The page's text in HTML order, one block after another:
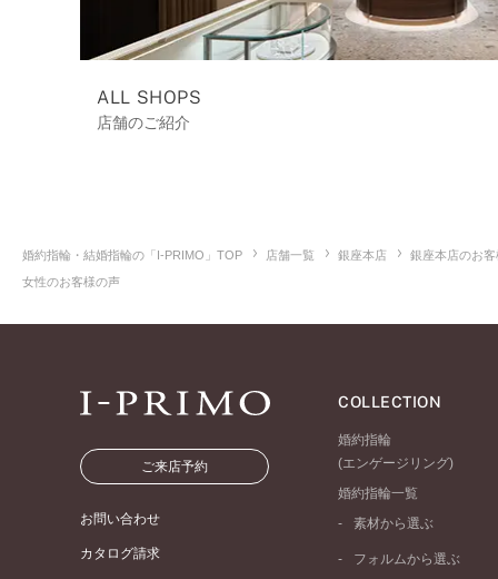
ALL SHOPS
店舗のご紹介
婚約指輪・結婚指輪の「I-PRIMO」TOP 店舗一覧 銀座本店
銀座本店のお
女性のお客様の声
ご来店予約
お問い合わせ
カタログ請求
COLLECTION
婚約指輪
(エンゲージリング)
婚約指輪一覧
素材から選ぶ
プラチナ
フォルムから選ぶ